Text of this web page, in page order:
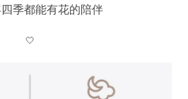
季都能有花的陪伴
🤍